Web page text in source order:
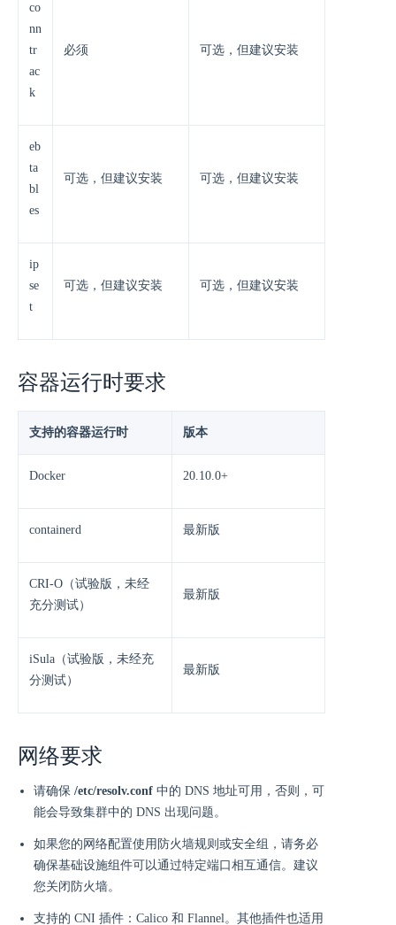
co
nn
tr
ac
k
必须 可选，但建议安装
eb
ta
bl
es
可选，但建议安装 可选，但建议安装
ip
se
t
可选，但建议安装 可选，但建议安装
容器运行时要求
支持的容器运行时 版本
Docker 20.10.0+
containerd 最新版
CRI-O（试验版，未经
充分测试）
最新版
iSula（试验版，未经充
分测试）
最新版
网络要求
请确保 /etc/resolv.conf 中的 DNS 地址可用，否则，可
能会导致集群中的 DNS 出现问题。
如果您的网络配置使用防火墙规则或安全组，请务必
确保基础设施组件可以通过特定端口相互通信。建议
您关闭防火墙。
支持的 CNI 插件：Calico 和 Flannel。其他插件也适用